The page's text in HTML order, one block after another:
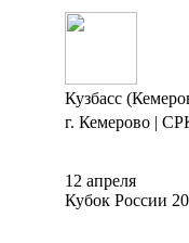
Кузбасс
г. Кемерово |
12 апреля
Кубок России